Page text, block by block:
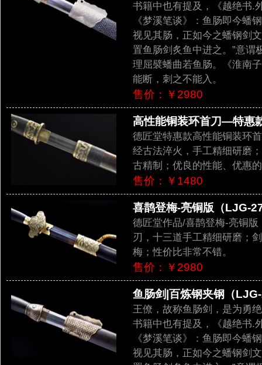
书籍中也有提及，《越绝书.
《梦溪笔谈》：鱼肠即今蟠
视见其肠，正如今之蟠钢剑
置鱼肠剑炙鱼中进之。”意谓
理屈襞蟠曲若鱼肠。《淮南
能断，刺之不能入。
售价：￥2980
高性能铜装环首刀—特惠
德匠堂特惠款高性能铜装环
经古法淬火，手工精细研磨
古精制；优良的性能、优惠
售价：￥1480
喜鹊登梅-亮铜版（LJG-
德匠堂作品/喜鹊登梅-亮铜
刃，十三道手工精细研磨；
梅；性价比非常不错。
售价：￥2980
鱼肠剑|百炼钢夹钢（
王僚，故称鱼肠剑，是为勇
书籍中也有提及，《越绝书.
《梦溪笔谈》：鱼肠即今蟠
视见其肠，正如今之蟠钢剑